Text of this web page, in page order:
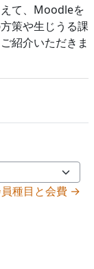
て、Moodleを
策や生じうる課
紹介いただきま
種目と会費 →